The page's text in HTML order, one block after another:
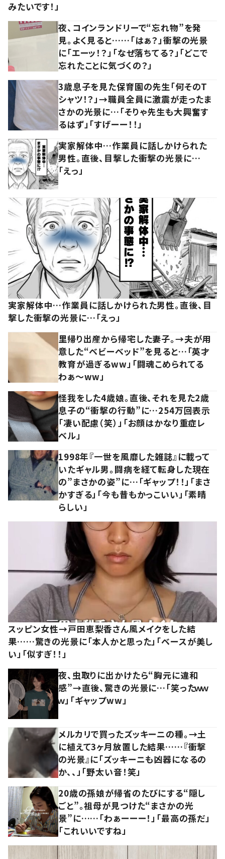
みたいです！」
夜、コインランドリーで“忘れ物”を発
見。よく見ると……「はぁ？」衝撃の光景
に「エーッ！？」「なぜ落ちてる？」「どこで
忘れたことに気づくの？」
3歳息子を見た保育園の先生「何そのT
シャツ！？」→職員全員に激震が走ったま
さかの光景に…「そりゃ先生も大興奮す
るはず」「すげーー！！」
実家解体中…作業員に話しかけられた
男性。直後、目撃した衝撃の光景に…
「えっ」
実家解体中…作業員に話しかけられた男性。直後、目
撃した衝撃の光景に…「えっ」
里帰り出産から帰宅した妻子。→夫が用
意した“ベビーベッド”を見ると…「英才
教育が過ぎるww」「闘魂こめられてる
わぁ～ww」
怪我をした4歳娘。直後、それを見た2歳
息子の“衝撃の行動”に…254万回表示
「凄い配慮（笑）」「お顔はかなり重症レ
ベル」
1998年『一世を風靡した雑誌』に載って
いたギャル男。闘病を経て転身した現在
の”まさかの姿”に…「ギャップ！！」「まさ
かすぎる」「今も昔もかっこいい」「素晴
らしい」
スッピン女性→戸田恵梨香さん風メイクをした結
果……驚きの光景に「本人かと思った」「ベースが美し
い」「似すぎ！！」
夜、虫取りに出かけたら“胸元に違和
感”→直後、驚きの光景に…「笑ったｗｗ
ｗ」「ギャップww」
メルカリで買ったズッキーニの種。→土
に植えて3ヶ月放置した結果……『衝撃
の光景』に「ズッキーニも凶器になるの
か、、」「野太い音！笑」
20歳の孫娘が帰省のたびにする“隠し
ごと”。祖母が見つけた“まさかの光
景”に……「わぁーーー！」「最高の孫だ」
「これいいですね」